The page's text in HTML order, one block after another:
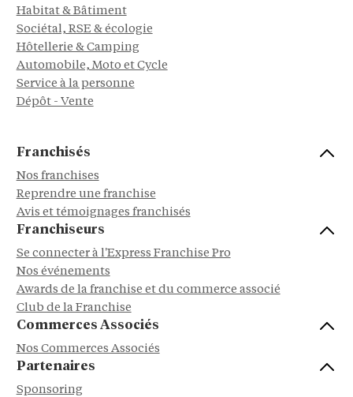
Habitat & Bâtiment
Sociétal, RSE & écologie
Hôtellerie & Camping
Automobile, Moto et Cycle
Service à la personne
Dépôt - Vente
Franchisés
Nos franchises
Reprendre une franchise
Avis et témoignages franchisés
Franchiseurs
Se connecter à l'Express Franchise Pro
Nos événements
Awards de la franchise et du commerce associé
Club de la Franchise
Commerces Associés
Nos Commerces Associés
Partenaires
Sponsoring